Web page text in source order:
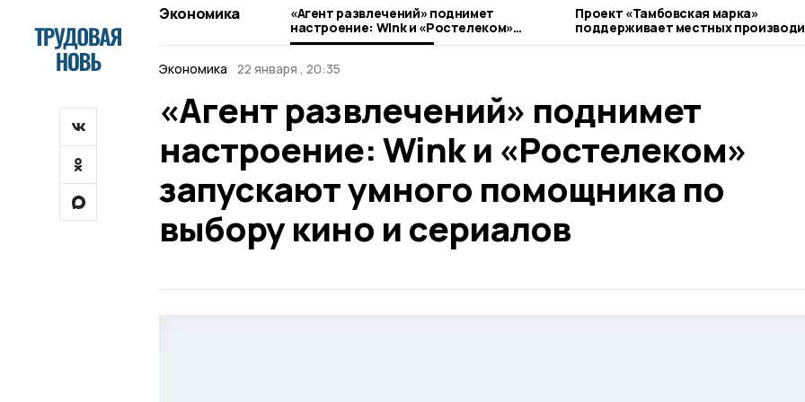
Экономика
«Агент развлечений» поднимет
настроение: Wink и «Ростелеком»
запускают умного помощника по выбору
Проект «Тамбовская марка»
поддерживает местных
Экономика 22 января , 20:35
«Агент развлечений» поднимет
настроение: Wink и «Ростелеком»
запускают умного помощника по
выбору кино и сериалов